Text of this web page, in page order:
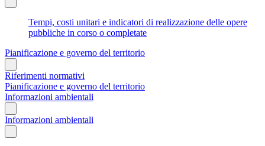
Tempi, costi unitari e indicatori di realizzazione delle opere
pubbliche in corso o completate
Pianificazione e governo del territorio
Riferimenti normativi
Pianificazione e governo del territorio
Informazioni ambientali
Informazioni ambientali